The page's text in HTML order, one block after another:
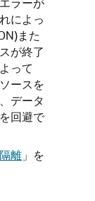
によっ
また
が終了
って
ースを
データ
回避で
離 」 を